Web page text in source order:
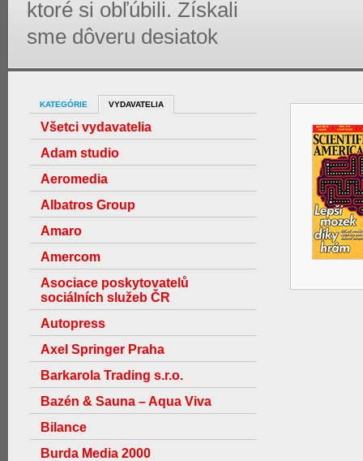
ktoré si obľúbili. Získali
sme dôveru desiatok
KATEGÓRIE VYDAVATELIA
Všetci vydavatelia
Adam studio
Aeromedia
Albatros Group
Amaro
Amercom
Asociace poskytovatelů
sociálních služeb ČR
Autopress
Axel Springer Praha
Barkarola Trading s.r.o.
Bazén & Sauna – Aqua Viva
Bilance
Burda Media 2000